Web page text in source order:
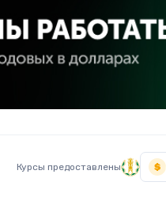
Курсы предоставлены $